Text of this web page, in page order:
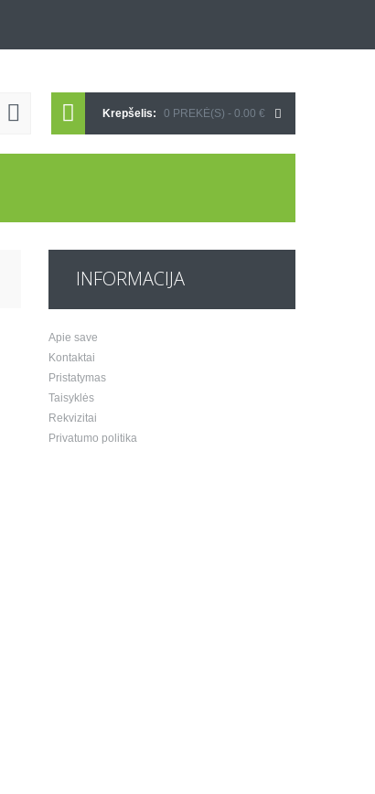
Krepšelis: 0 PREKĖ(S) - 0.00 €
INFORMACIJA
Apie save
Kontaktai
Pristatymas
Taisyklės
Rekvizitai
Privatumo politika